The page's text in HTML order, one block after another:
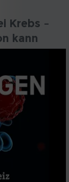
Krebs –
kann